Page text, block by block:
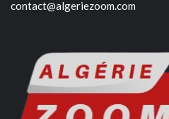
contact@algeriezoom.com